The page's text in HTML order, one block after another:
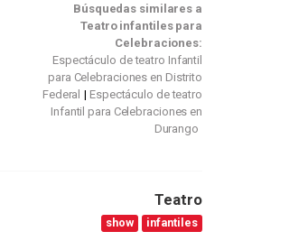
Búsquedas similares a
Teatro infantiles para
Celebraciones:
Espectáculo de teatro Infantil
para Celebraciones en Distrito
Federal
Espectáculo de teatro
Infantil para Celebraciones en
Durango
Teatro
show infantiles